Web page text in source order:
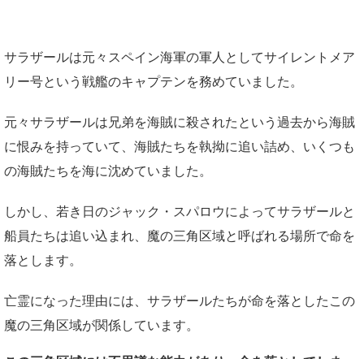
サラザールは元々スペイン海軍の軍人としてサイレントメア
リー号という戦艦のキャプテンを務めていました。
元々サラザールは兄弟を海賊に殺されたという過去から海賊
に恨みを持っていて、海賊たちを執拗に追い詰め、いくつも
の海賊たちを海に沈めていました。
しかし、若き日のジャック・スパロウによってサラザールと
船員たちは追い込まれ、魔の三角区域と呼ばれる場所で命を
落とします。
亡霊になった理由には、サラザールたちが命を落としたこの
魔の三角区域が関係しています。